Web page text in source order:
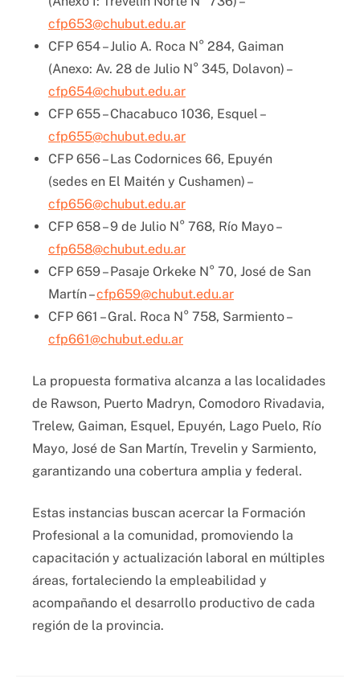
cfp653@chubut.edu.ar
CFP 654 – Julio A. Roca N° 284, Gaiman
(Anexo: Av. 28 de Julio N° 345, Dolavon) –
cfp654@chubut.edu.ar
CFP 655 – Chacabuco 1036, Esquel –
cfp655@chubut.edu.ar
CFP 656 – Las Codornices 66, Epuyén
(sedes en El Maitén y Cushamen) –
cfp656@chubut.edu.ar
CFP 658 – 9 de Julio N° 768, Río Mayo –
cfp658@chubut.edu.ar
CFP 659 – Pasaje Orkeke N° 70, José de San
Martín –cfp659@chubut.edu.ar
CFP 661 – Gral. Roca N° 758, Sarmiento –
cfp661@chubut.edu.ar
La propuesta formativa alcanza a las localidades
de Rawson, Puerto Madryn, Comodoro Rivadavia,
Trelew, Gaiman, Esquel, Epuyén, Lago Puelo, Río
Mayo, José de San Martín, Trevelin y Sarmiento,
garantizando una cobertura amplia y federal.
Estas instancias buscan acercar la Formación
Profesional a la comunidad, promoviendo la
capacitación y actualización laboral en múltiples
áreas, fortaleciendo la empleabilidad y
acompañando el desarrollo productivo de cada
región de la provincia.